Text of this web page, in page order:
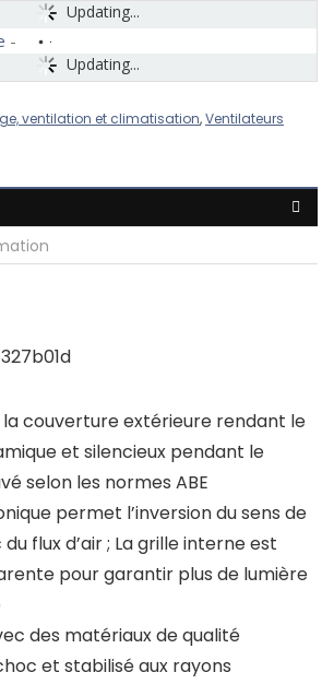
Updating...
Updating...
-
ventilation et climatisation,Ventilateurs
la couverture extérieure rendant le
et silencieux pendant le
selon les normes ABE
permet l’inversion du sens de
flux d’air ; La grille interne est
pour garantir plus de lumière
des matériaux de qualité
et stabilisé aux rayons